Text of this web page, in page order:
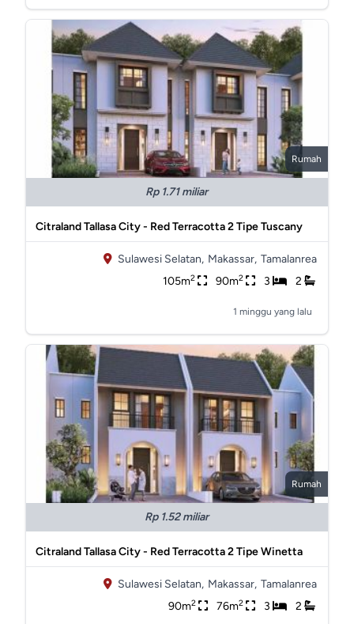
Rumah
Rp 1.71 miliar
Citraland Tallasa City - Red Terracotta 2 Tipe Tuscany
Sulawesi Selatan, Makassar, Tamalanrea
105m2 90m2 3 2
1 minggu yang lalu
Rumah
Rp 1.52 miliar
Citraland Tallasa City - Red Terracotta 2 Tipe Winetta
Sulawesi Selatan, Makassar, Tamalanrea
90m2 76m2 3 2